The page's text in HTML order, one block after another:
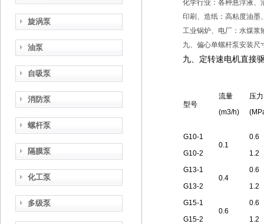
旋涡泵
油泵
自吸泵
消防泵
螺杆泵
隔膜泵
化工泵
多级泵
化学行业：各种悬浮液、
印刷、造纸：高粘度油墨
工业锅炉、电厂：水煤浆
九、偏心单螺杆泵安装尺
九、定转速电机直接
型号
流量
(m3/h)
压力
G10-1
0.1
0.6
G10-2
1.2
G13-1
0.4
0.6
G13-2
1.2
G15-1
0.6
0.6
G15-2
1.2